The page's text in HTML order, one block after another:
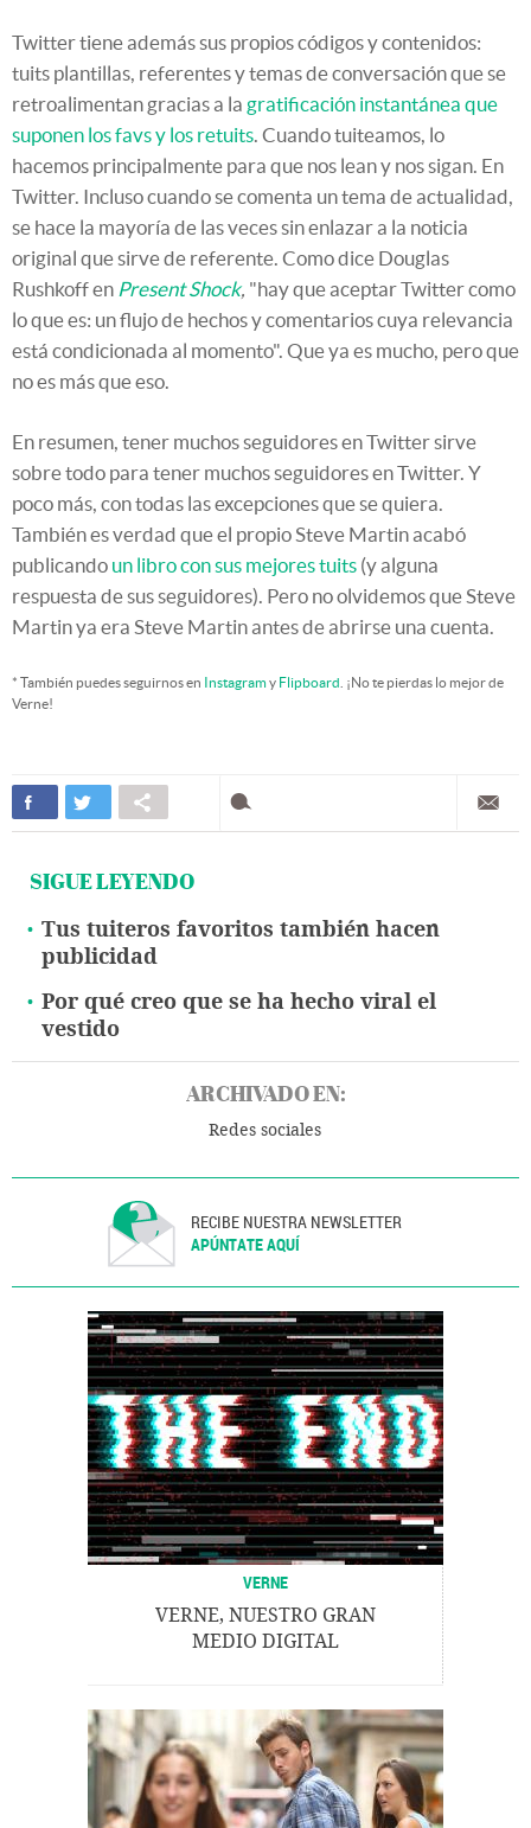
Twitter tiene además sus propios códigos y contenidos:
tuits plantillas, referentes y temas de conversación que se
retroalimentan gracias a la gratificación instantánea que
suponen los favs y los retuits. Cuando tuiteamos, lo
hacemos principalmente para que nos lean y nos sigan. En
Twitter. Incluso cuando se comenta un tema de actualidad,
se hace la mayoría de las veces sin enlazar a la noticia
original que sirve de referente. Como dice Douglas
Rushkoff en Present Shock, "hay que aceptar Twitter como
lo que es: un flujo de hechos y comentarios cuya relevancia
está condicionada al momento". Que ya es mucho, pero que
no es más que eso.
En resumen, tener muchos seguidores en Twitter sirve
sobre todo para tener muchos seguidores en Twitter. Y
poco más, con todas las excepciones que se quiera.
También es verdad que el propio Steve Martin acabó
publicando un libro con sus mejores tuits (y alguna
respuesta de sus seguidores). Pero no olvidemos que Steve
Martin ya era Steve Martin antes de abrirse una cuenta.
* También puedes seguirnos en Instagramy Flipboard . ¡No te pierdas lo mejor de
Verne!
SIGUE LEYENDO
Tus tuiteros favoritos también hacen
publicidad
Por qué creo que se ha hecho viral el
vestido
ARCHIVADO EN:
Redes sociales
RECIBE NUESTRA NEWSLETTER
APÚNTATE AQUÍ
VERNE
VERNE, NUESTRO GRAN
MEDIO DIGITAL